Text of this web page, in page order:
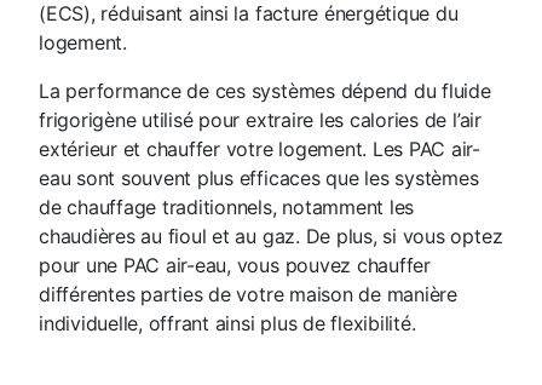
(ECS), réduisant ainsi la facture énergétique du
logement.
La performance de ces systèmes dépend du fluide
frigorigène utilisé pour extraire les calories de l’air
extérieur et chauffer votre logement. Les PAC air-
eau sont souvent plus efficaces que les systèmes
de chauffage traditionnels, notamment les
chaudières au fioul et au gaz. De plus, si vous optez
pour une PAC air-eau, vous pouvez chauffer
différentes parties de votre maison de manière
individuelle, offrant ainsi plus de flexibilité.